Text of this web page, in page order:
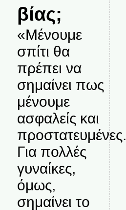
βίας;
«Μένουμε
σπίτι θα
πρέπει να
σημαίνει πως
μένουμε
ασφαλείς και
προστατευμένες.
Για πολλές
γυναίκες,
όμως,
σημαίνει το